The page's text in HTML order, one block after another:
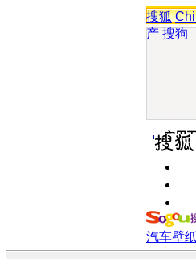
搜狐
产 搜狗
实用
汽车壁